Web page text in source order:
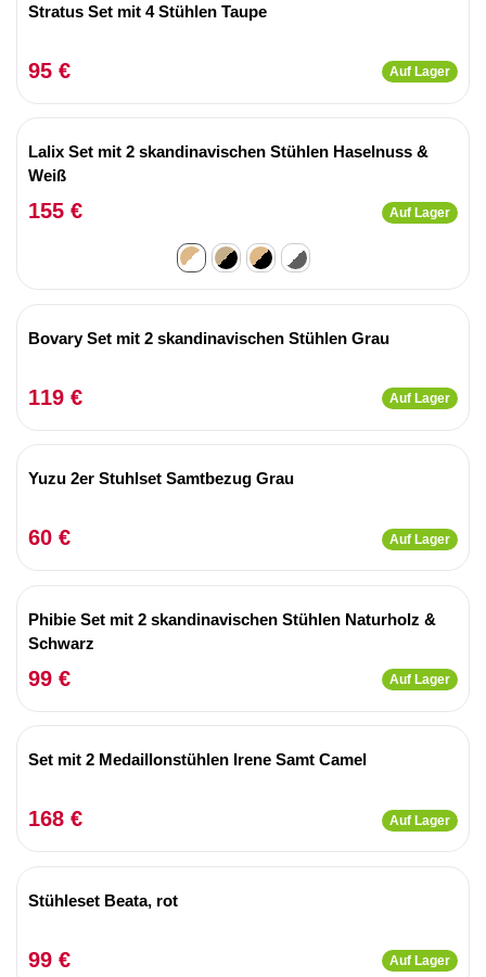
Stratus Set mit 4 Stühlen Taupe
95 € Auf Lager
Lalix Set mit 2 skandinavischen Stühlen Haselnuss &
Weiß
155 € Auf Lager
Bovary Set mit 2 skandinavischen Stühlen Grau
119 € Auf Lager
Yuzu 2er Stuhlset Samtbezug Grau
60 € Auf Lager
Phibie Set mit 2 skandinavischen Stühlen Naturholz &
Schwarz
99 € Auf Lager
Set mit 2 Medaillonstühlen Irene Samt Camel
168 € Auf Lager
Stühleset Beata, rot
99 € Auf Lager